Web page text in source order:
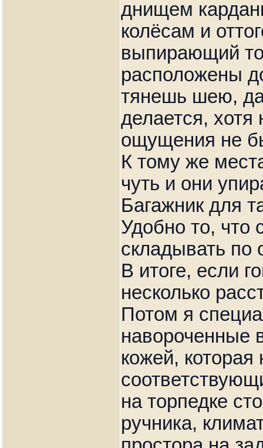
днищем
колёсам и
выпирающий
расположены
тянешь шею,
делается, хотя
ощущения не
К тому же
чуть и они
Багажник для
Удобно то, что
складывать по
В итоге, если
несколько
Потом я
навороченные
кожей, которая
на торпедке
ручника,